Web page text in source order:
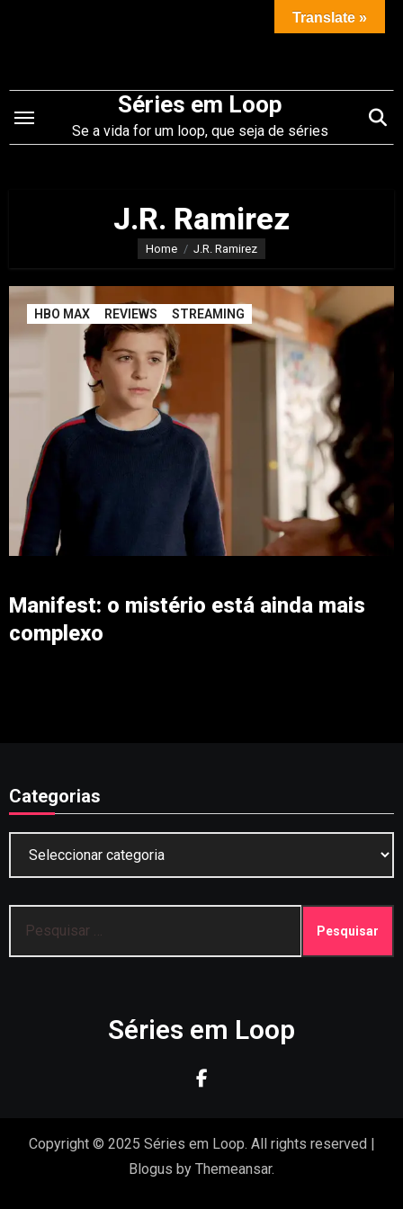
conteúdo
Séries em Loop
Se a vida for um loop, que seja de séries
J.R. Ramirez
Home J.R. Ramirez
HBO MAX REVIEWS STREAMING
Manifest: o mistério está ainda mais
complexo
Categorias
por:
Séries em Loop
Copyright © 2025 Séries em Loop. All rights reserved |
Blogus by Themeansar.
Translate »